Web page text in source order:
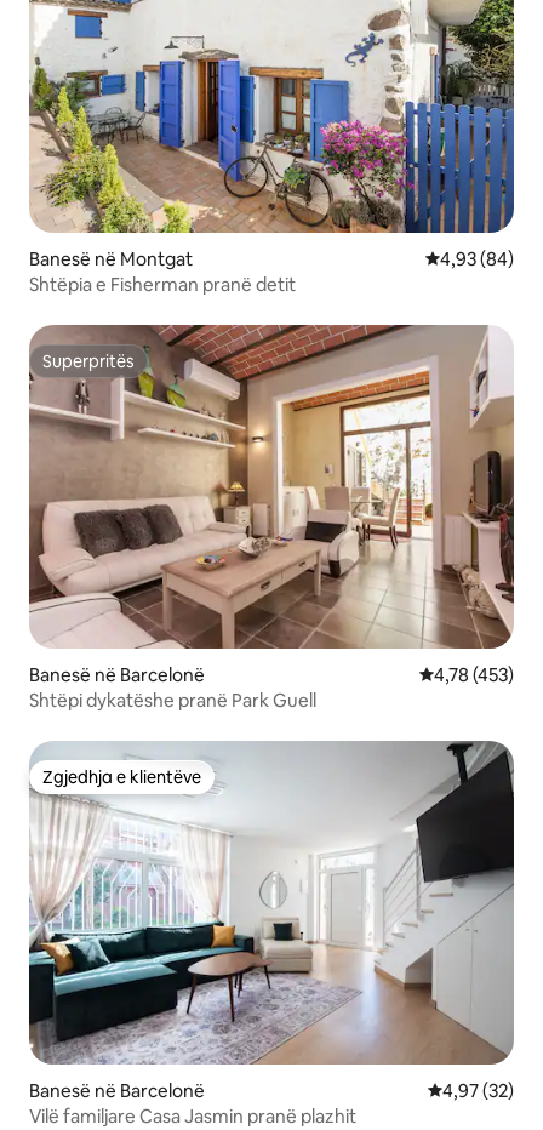
Banesë në Montgat Vlerësimi
4,93 (84)
Shtëpia e Fisherman pranë detit
Superpritës
Superpritës
Banesë në Barcelonë Vlerësimi
4,78 (453)
Shtëpi dykatëshe pranë Park Guell
Zgjedhja e klientëve
Zgjedhja e klientëve
Banesë në Barcelonë Vlerësimi
4,97 (32)
Vilë familjare Casa Jasmin pranë plazhit